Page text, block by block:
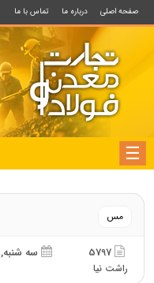
صفحه اصلی درباره ما تماس با ما
مس
5797 سه شنبه,10 تیر 1404 | 16:10
راشت نیا